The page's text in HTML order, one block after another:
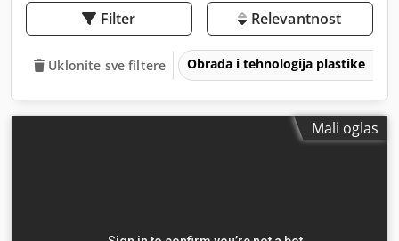
Filter Relevantnost
Uklonite sve filtere Obrada i tehnologija plastike
Mali oglas